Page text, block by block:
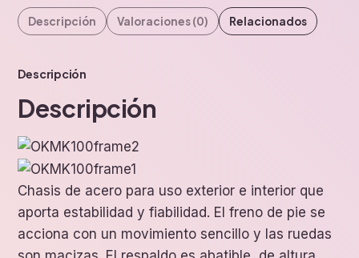
Descripción Valoraciones (0) Relacionados
Descripción
Descripción
Chasis de acero para uso exterior e interior que
aporta estabilidad y fiabilidad. El freno de pie se
acciona con un movimiento sencillo y las ruedas